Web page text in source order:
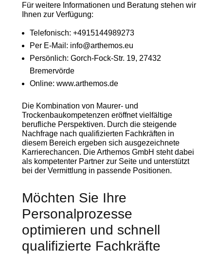
Für weitere Informationen und Beratung stehen wir
Ihnen zur Verfügung:
Telefonisch: +4915144989273
Per E-Mail: info@arthemos.eu
Persönlich: Gorch-Fock-Str. 19, 27432
Bremervörde
Online: www.arthemos.de
Die Kombination von Maurer- und
Trockenbaukompetenzen eröffnet vielfältige
berufliche Perspektiven. Durch die steigende
Nachfrage nach qualifizierten Fachkräften in
diesem Bereich ergeben sich ausgezeichnete
Karrierechancen. Die Arthemos GmbH steht dabei
als kompetenter Partner zur Seite und unterstützt
bei der Vermittlung in passende Positionen.
Möchten Sie Ihre
Personalprozesse
optimieren und schnell
qualifizierte Fachkräfte